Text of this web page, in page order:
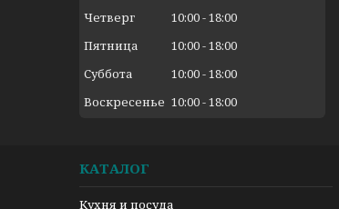
Четверг
10:00 18:00
Пятница
10:00 18:00
Суббота
10:00 18:00
Воскресенье 10:00 18:00
КАТАЛОГ
Кухня и посуда